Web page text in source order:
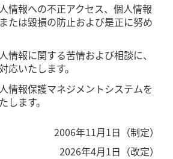
情報への不正アクセス、個人情報
たは毀損の防止および是正に努め
情報に関する苦情および相談に、
応いたします。
情報保護マネジメントシステムを
します。
2006年11月1日（制定）
2026年4月1日（改定）